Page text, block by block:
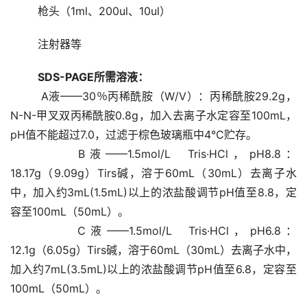
枪头（1ml、200ul、10ul）
注射器等
SDS-PAGE所需溶液：
A液——30％丙稀酰胺（W/V）：丙稀酰胺29.2g，
N-N-甲叉双丙稀酰胺0.8g，加入去离子水定容至100mL，
pH值不能超过7.0，过滤于棕色玻璃瓶中4℃贮存。
B液——1.5mol/L  Tris·HCl，pH8.8：
18.17g（9.09g）Tirs碱，溶于60mL（30mL）去离子水
中，加入约3mL(1.5mL)以上的浓盐酸调节pH值至8.8，定
容至100mL（50mL）。
C液——1.5mol/L  Tris·HCl，pH6.8：
12.1g（6.05g）Tirs碱，溶于60mL（30mL）去离子水中，
加入约7mL(3.5mL)以上的浓盐酸调节pH值至6.8，定容至
100mL（50mL）。